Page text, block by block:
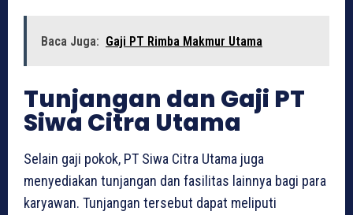
Baca Juga: Gaji PT Rimba Makmur Utama
Tunjangan dan Gaji PT
Siwa Citra Utama
Selain gaji pokok, PT Siwa Citra Utama juga
menyediakan tunjangan dan fasilitas lainnya bagi para
karyawan. Tunjangan tersebut dapat meliputi